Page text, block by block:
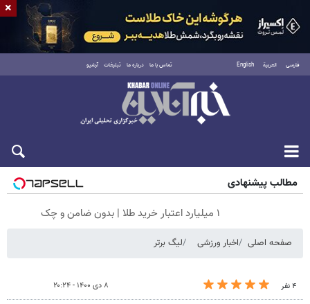
فارسی العربية English تماس با ما درباره ما تبلیغات آرشیو
پنجشنبه ۱۵ مرداد ۱۴۰۵
مطالب پیشنهادی
۱ میلیارد اعتبار خرید طلا | بدون ضامن و چک
صفحه اصلی اخبار ورزشی لیگ برتر
۴ نفر ۸ دی ۱۴۰۰ - ۲۰:۲۴
×